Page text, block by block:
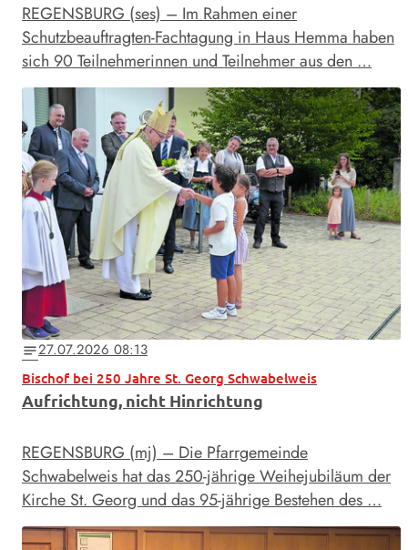
REGENSBURG (ses) – Im Rahmen einer
Schutzbeauftragten-Fachtagung in Haus Hemma haben
sich 90 Teilnehmerinnen und Teilnehmer aus den …
notes27.07.2026 08:13
Bischof bei 250 Jahre St. Georg Schwabelweis
Aufrichtung, nicht Hinrichtung
REGENSBURG (mj) – Die Pfarrgemeinde
Schwabelweis hat das 250-jährige Weihejubiläum der
Kirche St. Georg und das 95-jährige Bestehen des …